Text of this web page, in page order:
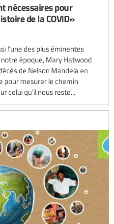
nécessaires pour
de la COVID»
l’une des plus éminentes
époque, Mary Hatwood
de Nelson Mandela en
pour mesurer le chemin
celui qu’il nous reste...